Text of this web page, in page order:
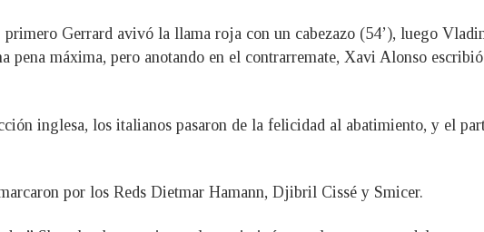
Gerrard avivó la llama roja con un cabezazo (54’), luego
pena máxima, pero anotando en el contrarremate, Xavi Alonso
inglesa, los italianos pasaron de la felicidad al abatimiento, y el
por los Reds Dietmar Hamann, Djibril Cissé y Smicer.